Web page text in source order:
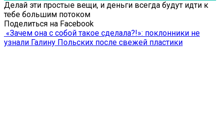
Делай эти простые вещи, и деньги всегда будут идти к
тебе большим потоком
Поделиться на Facebook
«Зачем она с собой такое сделала?!»: поклонники не
узнали Галину Польских после свежей пластики